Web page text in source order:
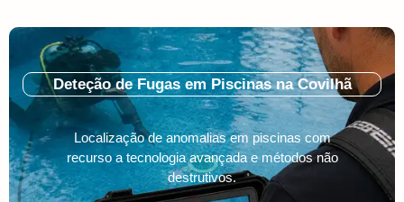
Deteção de Fugas em Piscinas na Covilhã
Localização de anomalias em piscinas com
recurso a tecnologia avançada e métodos não
destrutivos.